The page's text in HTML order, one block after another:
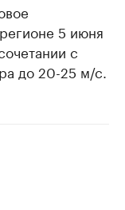
5 июня
с
до 20-25 м/с.